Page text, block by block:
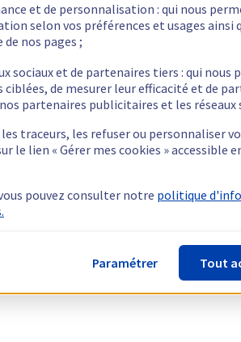
et de personnalisation : qui nous
selon vos préférences et usages ainsi
nos pages ;
sociaux et de partenaires tiers : qui
ciblées, de mesurer leur efficacité et de
partenaires publicitaires et les réseaux
traceurs, les refuser ou personnaliser
le lien « Gérer mes cookies » accessible
pouvez consulter notre politique
Paramétrer Tout